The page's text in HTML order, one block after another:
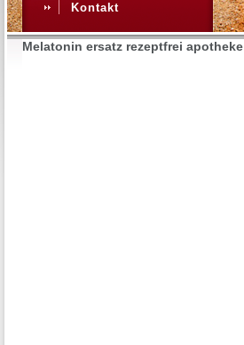
Kontakt
Melatonin ersatz rezeptfrei apotheke